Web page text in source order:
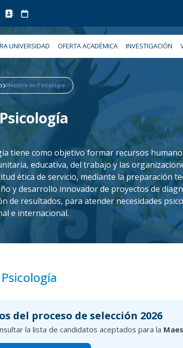
UNIVERSIDAD OFERTA ACADÉMICA INVESTIGACIÓN
Maestría en Psicología
tiene como objetivo formar recursos
educativa, del trabajo y las
ética de servicio, mediante la preparación
y desarrollo innovador de proyectos de
de resultados, para atender necesidades
e internacional.
del proceso de selección 2026
la lista de candidatos aceptados para la